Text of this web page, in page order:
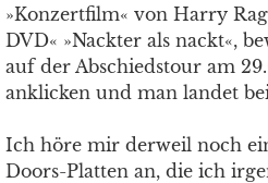
»Konzertfilm« von Harry
DVD« »Nackter als nackt«,
auf der Abschiedstour am
anklicken und man landet
Ich höre mir derweil noch
Doors-Platten an, die ich